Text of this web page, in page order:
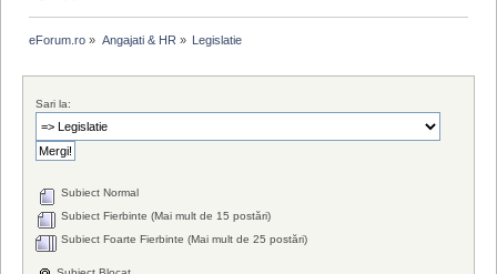
eForum.ro » Angajati & HR » Legislatie
Sari la:
Subiect Normal
Subiect Fierbinte (Mai mult de 15 postări)
Subiect Foarte Fierbinte (Mai mult de 25 postări)